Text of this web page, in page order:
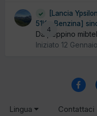
4
[Lancia
51Kw Benzina]
Da peppino mibtel
Iniziato 12
Lingua Contattaci